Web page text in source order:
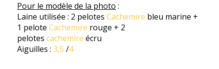
Pour le modèle de la photo :
Laine utilisée : 2 pelotes Cachemire bleu marine +
1 pelote Cachemire rouge + 2
pelotes cachemire écru
Aiguilles : 3,5 /4